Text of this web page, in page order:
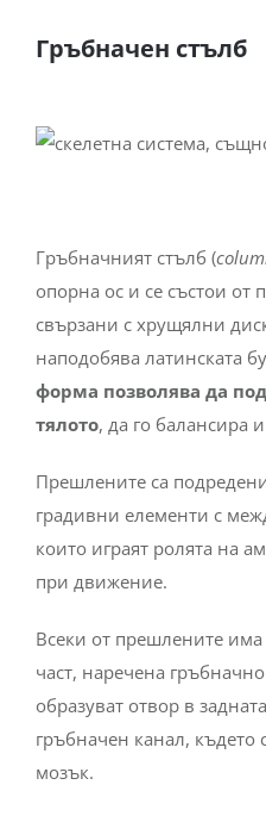
Гръбначен стълб
Гръбначният стълб (
опорна ос и се състои от
свързани с хрущялни
наподобява латинската
форма позволява да
тялото, да го балансира
Прешлените са
градивни елементи с
които играят ролята на
при движение.
Всеки от прешлените има
част, наречена
образуват отвор в
гръбначен канал, където
мозък.